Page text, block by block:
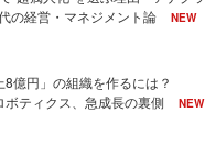
の経営・マネジメント論
NEW
億円」の組織を作るには？
ボティクス、急成長の裏側
NEW